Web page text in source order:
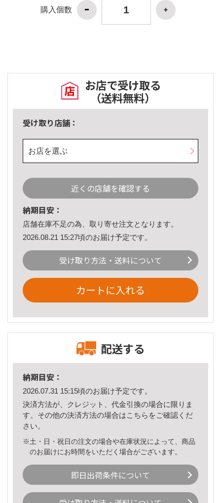
購入個数
お店で受け取る
（送料無料）
受け取り店舗：
お店を選ぶ
近くの店舗を確認する
納期目安：
店舗在庫不足の為、取り寄せ注文となります。
2026.08.21 15:27頃のお届け予定です。
受け取り方法・送料について
カートに入れる
配送する
納期目安：
2026.07.31 15:15頃のお届け予定です。
決済方法が、クレジット、代金引換の場合に限りま
す。その他の決済方法の場合はこちら をご確認くだ
さい。
※土・日・祝日の注文の場合や在庫状況によって、商品
のお届けにお時間をいただく場合がございます。
即日出荷条件について